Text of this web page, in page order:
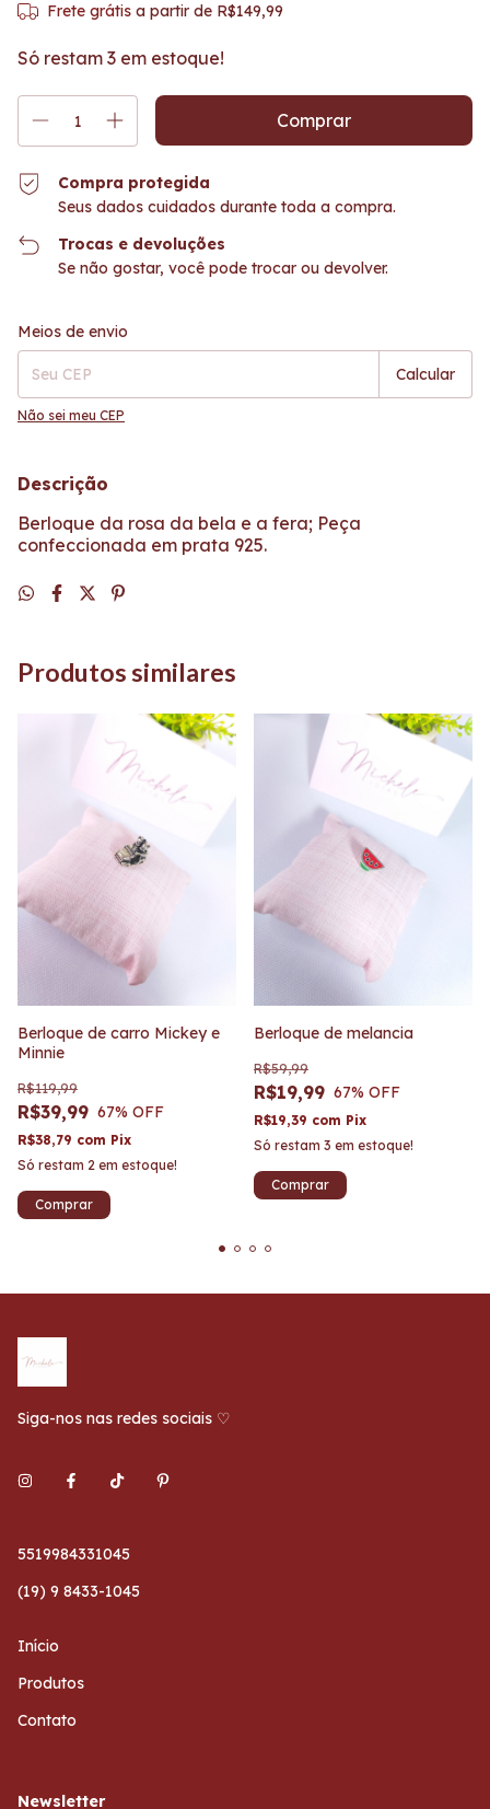
Frete grátis a partir de R$149,99
Só restam 3 em estoque!
Compra protegida
Seus dados cuidados durante toda a compra.
Trocas e devoluções
Se não gostar, você pode trocar ou devolver.
Entregas para o CEP:
Meios de envio
Calcular
Não sei meu CEP
Descrição
Berloque da rosa da bela e a fera; Peça
confeccionada em prata 925.
Produtos similares
Berloque de carro Mickey e
Minnie
R$39,99
R$119,99
67% OFF
R$38,79 com Pix
Só restam 2 em estoque!
Berloque de melancia
R$19,99
R$59,99
67% OFF
R$19,39 com Pix
Só restam 3 em estoque!
Siga-nos nas redes sociais ♡
5519984331045
(19) 9 8433-1045
Início
Produtos
Contato
Newsletter